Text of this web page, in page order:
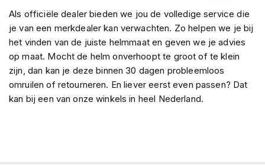
S
y
t
e
e
m
n
Als officiële dealer bieden we jou de volledige service die
je van een merkdealer kan verwachten. Zo helpen we je bij
het vinden van de juiste helmmaat en geven we je advies
op maat. Mocht de helm onverhoopt te groot of te klein
zijn, dan kan je deze binnen 30 dagen probleemloos
omruilen of retourneren. En liever eerst even passen? Dat
kan bij een van onze winkels in heel Nederland.